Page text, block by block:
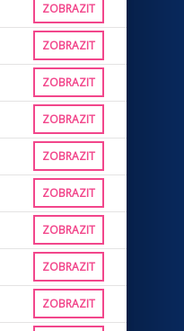
ZOBRAZIT
ZOBRAZIT
ZOBRAZIT
ZOBRAZIT
ZOBRAZIT
ZOBRAZIT
ZOBRAZIT
ZOBRAZIT
ZOBRAZIT